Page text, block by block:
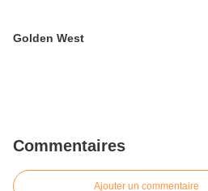
Golden West
Commentaires
Ajouter un commentaire